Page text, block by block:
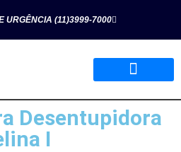
URGÊNCIA (11)3999-7000
Desentupidora
I